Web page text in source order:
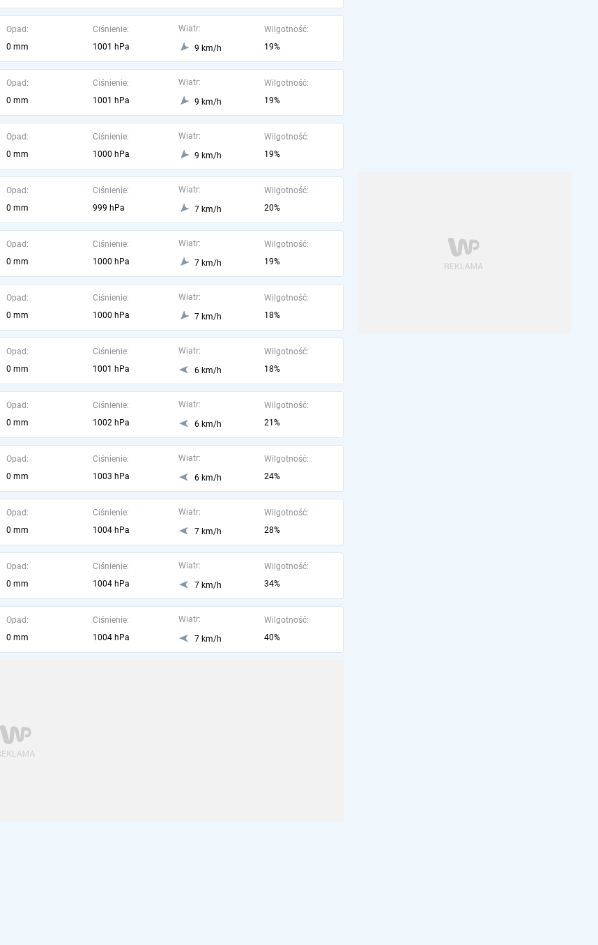
Opad:
0 mm
Ciśnienie:
1001 hPa
Wiatr:
9 km/h
Wilgotność:
19%
Opad:
0 mm
Ciśnienie:
1001 hPa
Wiatr:
9 km/h
Wilgotność:
19%
Opad:
0 mm
Ciśnienie:
1000 hPa
Wiatr:
9 km/h
Wilgotność:
19%
Opad:
0 mm
Ciśnienie:
999 hPa
Wiatr:
7 km/h
Wilgotność:
20%
Opad:
0 mm
Ciśnienie:
1000 hPa
Wiatr:
7 km/h
Wilgotność:
19%
Opad:
0 mm
Ciśnienie:
1000 hPa
Wiatr:
7 km/h
Wilgotność:
18%
Opad:
0 mm
Ciśnienie:
1001 hPa
Wiatr:
6 km/h
Wilgotność:
18%
Opad:
0 mm
Ciśnienie:
1002 hPa
Wiatr:
6 km/h
Wilgotność:
21%
Opad:
0 mm
Ciśnienie:
1003 hPa
Wiatr:
6 km/h
Wilgotność:
24%
Opad:
0 mm
Ciśnienie:
1004 hPa
Wiatr:
7 km/h
Wilgotność:
28%
Opad:
0 mm
Ciśnienie:
1004 hPa
Wiatr:
7 km/h
Wilgotność:
34%
Opad:
0 mm
Ciśnienie:
1004 hPa
Wiatr:
7 km/h
Wilgotność:
40%